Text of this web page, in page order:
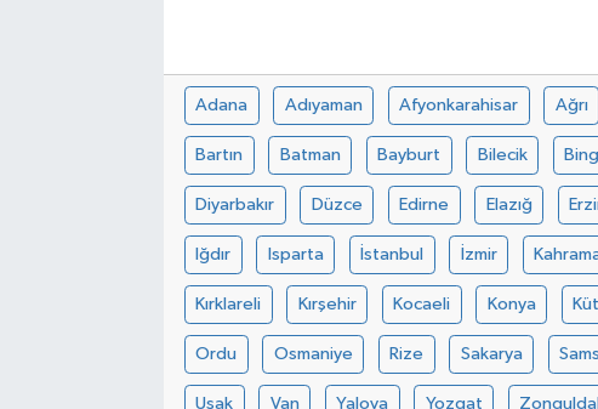
Adana Adıyaman Afyonkarahisar Ağrı
Bartın Batman Bayburt Bilecik
Diyarbakır Düzce Edirne Elazığ
Iğdır Isparta İstanbul İzmir
Kırklareli Kırşehir Kocaeli Konya
Ordu Osmaniye Rize Sakarya
Uşak Van Yalova Yozgat